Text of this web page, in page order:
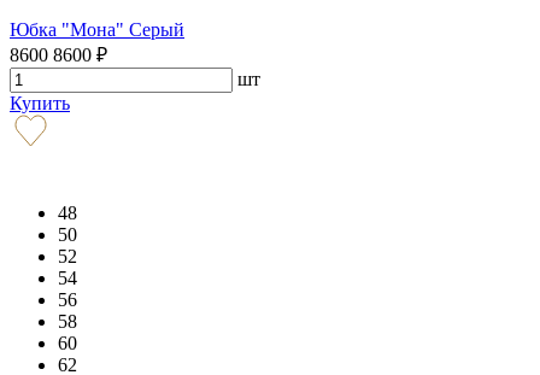
Юбка "Мона" Серый
8600 8600 ₽
шт
Купить
48
50
52
54
56
58
60
62